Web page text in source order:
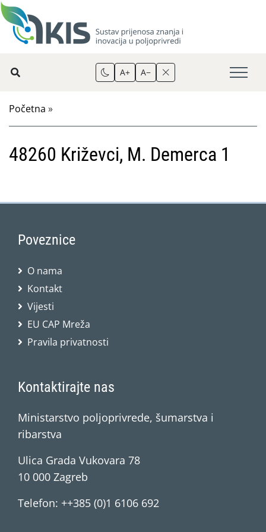
A+ A−
Početna »
48260 Križevci, M. Demerca 1
Poveznice
O nama
Kontakt
Vijesti
EU CAP Mreža
Pravila privatnosti
Kontaktirajte nas
Ministarstvo poljoprivrede, šumarstva i
ribarstva
Ulica Grada Vukovara 78
10 000 Zagreb
Telefon: ++385 (0)1 6106 692